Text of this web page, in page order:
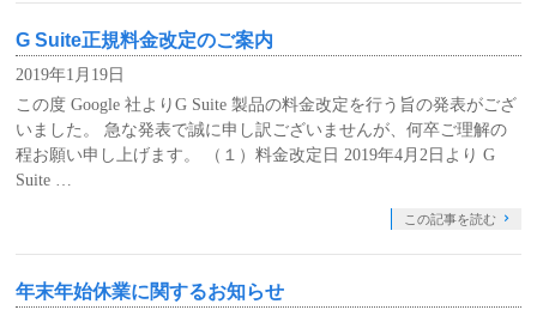
G Suite正規料金改定のご案内
2019年1月19日
この度 Google 社よりG Suite 製品の料金改定を行う旨の発表がござ
いました。 急な発表で誠に申し訳ございませんが、何卒ご理解の
程お願い申し上げます。 （１）料金改定日 2019年4月2日より G
Suite …
この記事を読む
年末年始休業に関するお知らせ